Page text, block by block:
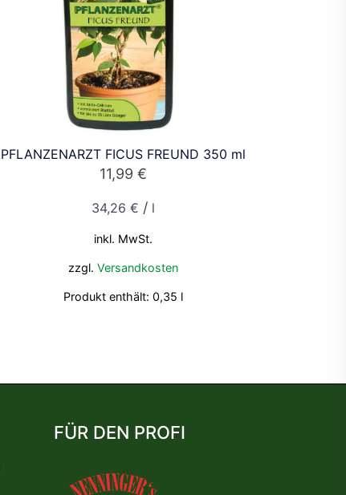
PFLANZENARZT FICUS FREUND 350 ml
11,99 €
34,26 € / l
inkl. MwSt.
zzgl. Versandkosten
Produkt enthält: 0,35 l
FÜR DEN PROFI